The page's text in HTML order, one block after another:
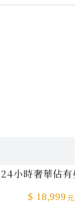
24小時奢華佔有
$ 18,999